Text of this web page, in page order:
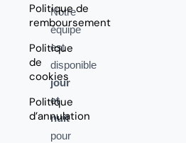
Politique de
remboursement
Politique
de
cookies
Politique
d’annulation
Notre
équipe
est
disponible
jour
et
nuit
pour